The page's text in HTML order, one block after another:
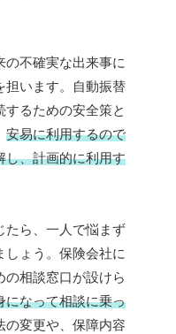
の不確実な出来事に
担います。自動振替
るための安全策と
安易に利用するので
し、計画的に利用す
たら、一人で悩まず
しょう。保険会社に
の相談窓口が設けら
になって相談に乗っ
の変更や、保障内容